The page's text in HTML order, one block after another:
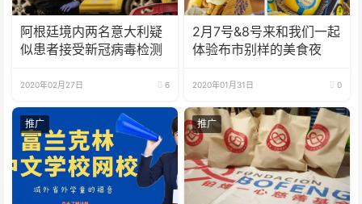
阿根廷境内两名意大利疑
似患者接受新冠病毒检测
2020年02月27日 6
2月7号&8号来和我们一起
体验布市别样的美食夜
2020年01月31日 0
推广 推广